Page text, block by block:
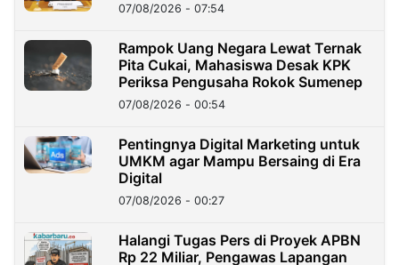
07/08/2026 - 07:54
Rampok Uang Negara Lewat Ternak
Pita Cukai, Mahasiswa Desak KPK
Periksa Pengusaha Rokok Sumenep
07/08/2026 - 00:54
Pentingnya Digital Marketing untuk
UMKM agar Mampu Bersaing di Era
Digital
07/08/2026 - 00:27
Halangi Tugas Pers di Proyek APBN
Rp 22 Miliar, Pengawas Lapangan